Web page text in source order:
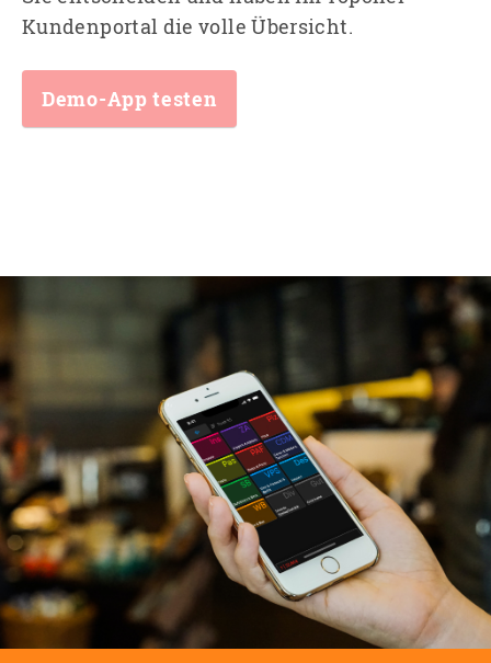
Kundenportal die volle Übersicht.
Demo-App testen